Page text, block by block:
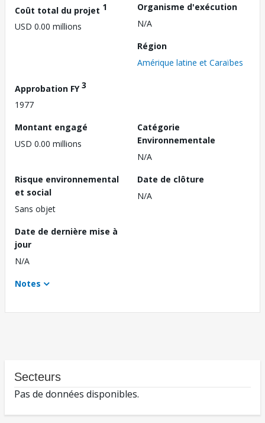
Coût total du projet 1
USD 0.00 millions
Organisme d'exécution
N/A
Région
Amérique latine et Caraïbes
Approbation FY3
1977
Montant engagé
USD 0.00 millions
Catégorie
Environnementale
N/A
Risque environnemental
et social
Sans objet
Date de clôture
N/A
Date de dernière mise à
jour
N/A
Notes
Secteurs
Pas de données disponibles.